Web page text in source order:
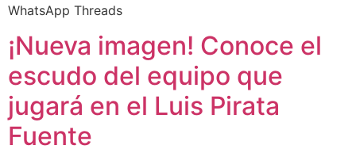
WhatsApp Threads
¡Nueva imagen! Conoce el
escudo del equipo que
jugará en el Luis Pirata
Fuente